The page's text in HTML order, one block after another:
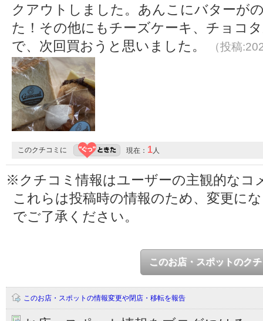
クアウトしました。あんこにバターが
た！その他にもチーズケーキ、チョコ
で、次回買おうと思いました。
（投稿
このクチコミに 現在： 1人
※クチコミ情報はユーザーの主観的なコ
これらは投稿時の情報のため、変更に
でご了承ください。
このお店・スポットのク
このお店・スポットの情報変更や閉店・移転を報告